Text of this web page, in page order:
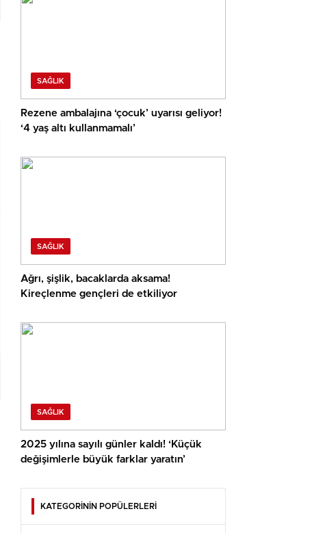
SAĞLIK
Rezene ambalajına ‘çocuk’ uyarısı geliyor!
‘4 yaş altı kullanmamalı’
SAĞLIK
Ağrı, şişlik, bacaklarda aksama!
Kireçlenme gençleri de etkiliyor
SAĞLIK
2025 yılına sayılı günler kaldı! ‘Küçük
değişimlerle büyük farklar yaratın’
KATEGORİNİN POPÜLERLERİ